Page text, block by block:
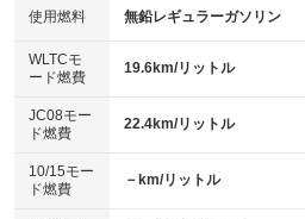
100V電源
：装備なし
センターデフロック
：装備なし
電動格納ミラー
：装備あり
バックカメラ
：装備あり
エアロ
：装備なし
：装備なし
パワーシート
ベンチシート
：装備なし
使用燃料 無鉛レギュラーガソリン
WLTCモ
ード燃費
19.6km/リットル
JC08モー
ド燃費
22.4km/リットル
10/15モー
ド燃費
－km/リットル